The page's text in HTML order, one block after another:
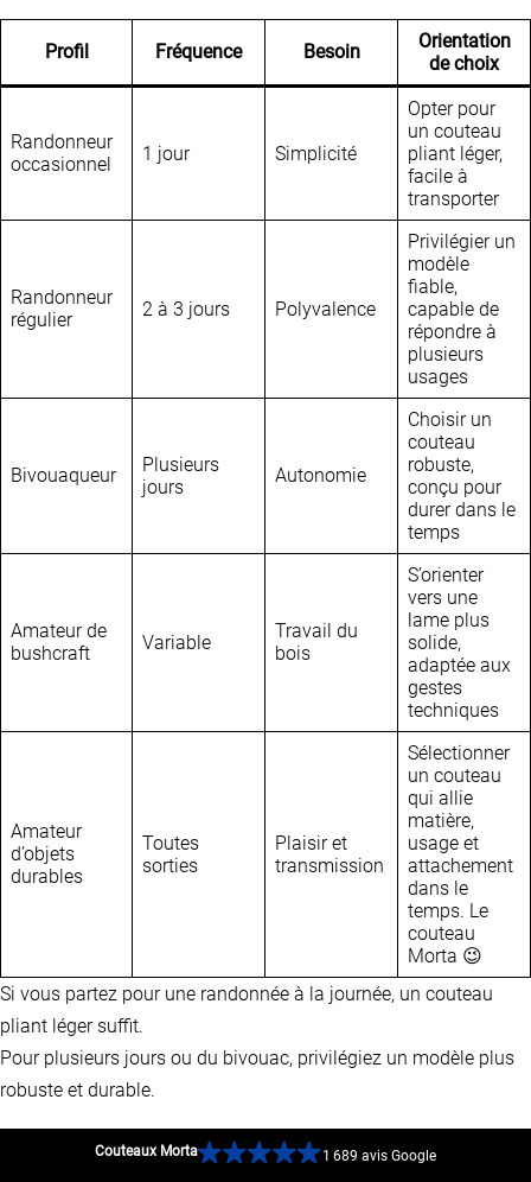
Couteaux Morta 1 689 avis Google
Profil Fréquence Besoin
Orientation
de choix
Randonneur
occasionnel
1 jour Simplicité
Opter pour
un couteau
pliant léger,
facile à
transporter
Randonneur
régulier
2 à 3 jours Polyvalence
Privilégier un
modèle
fiable,
capable de
répondre à
plusieurs
usages
Bivouaqueur
Plusieurs
jours
Autonomie
Choisir un
couteau
robuste,
conçu pour
durer dans le
temps
Amateur de
bushcraft
Variable
Travail du
bois
S’orienter
vers une
lame plus
solide,
adaptée aux
gestes
techniques
Amateur
d’objets
durables
Toutes
sorties
Plaisir et
transmission
Sélectionner
un couteau
qui allie
matière,
usage et
attachement
dans le
temps. Le
couteau
Morta 😉
Si vous partez pour une randonnée à la journée, un couteau
pliant léger suffit.
Pour plusieurs jours ou du bivouac, privilégiez un modèle plus
robuste et durable.
En randonnée, chaque objet porte sa part de sens. Le couteau
ne déroge pas à cette règle. Il ne s’impose pas, il s’intègre. Léger,